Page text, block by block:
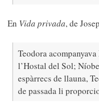
En Vida privada, de
Teodora
l’Hostal del Sol;
espàrrecs de llauna,
de passada li